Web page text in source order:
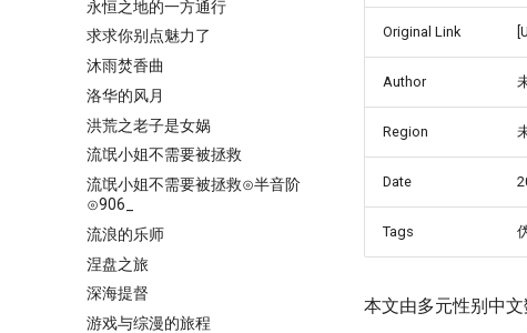
永恒之地的一方通行
求求你别点魅力了
沐雨焚香曲
洛华的风月
洪荒之老子是女娲
流氓小姐不需要被拯救
流氓小姐不需要被拯救⊙半音阶
⊙906_
流浪的乐师
涅盘之旅
深海提督
游戏与综漫的旅程
Original Link
Author
Region
Date
Tags
本文由多元性别中